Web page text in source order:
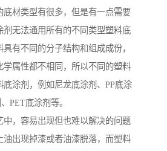
底材类型有很多，但是有一点需要
剂无法通用所有的不同类型塑料底
有不同的分子结构和组成成份，
学属性都不相同，所以不同的塑料
底涂剂，例如尼龙底涂剂、PP底涂
PET底涂剂等。
中，容易出现但也难以解决的问题
油出现掉漆或者油漆脱落，而塑料